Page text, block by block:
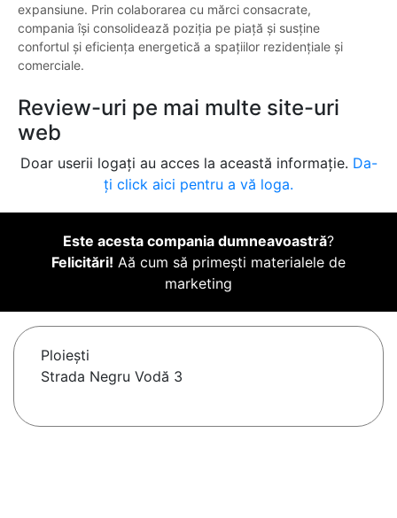
expansiune. Prin colaborarea cu mărci consacrate,
compania își consolidează poziția pe piață și susține
confortul și eficiența energetică a spațiilor rezidențiale și
comerciale.
Review-uri pe mai multe site-uri
web
Doar userii logați au acces la această informație. Da-
ți click aici pentru a vă loga.
Este acesta compania dumneavoastră?
Felicitări! Aă cum să primești materialele de
marketing
Ploieşti
Strada Negru Vodă 3